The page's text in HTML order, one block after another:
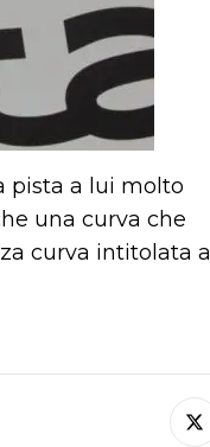
pista a lui molto
una curva che
curva intitolata a